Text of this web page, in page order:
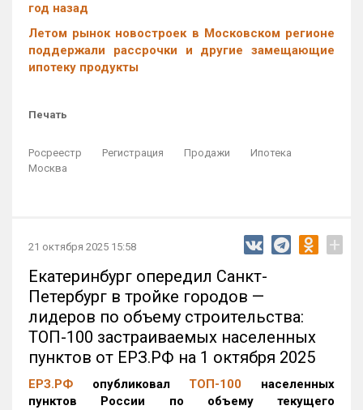
год назад
Летом рынок новостроек в Московском регионе
поддержали рассрочки и другие замещающие
ипотеку продукты
Печать
Росреестр Регистрация Продажи
Ипотека
Москва
21 октября 2025 15:58 +
Екатеринбург опередил Санкт-
Петербург в тройке городов —
лидеров по объему строительства:
ТОП-100 застраиваемых населенных
пунктов от ЕРЗ.РФ на 1 октября 2025
ЕРЗ.РФ опубликовал ТОП-100 населенных
пунктов России по объему текущего